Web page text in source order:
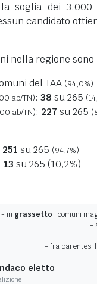
la soglia dei
candidato
nella regione sono
del TAA (94,0%)
ab/TN): 38 su 265
ab/TN): 227 su 265
251 su 265 (94,7%)
13 su 265 (10,2%)
- in grassetto i comuni
-
-
- fra parentesi
eletto